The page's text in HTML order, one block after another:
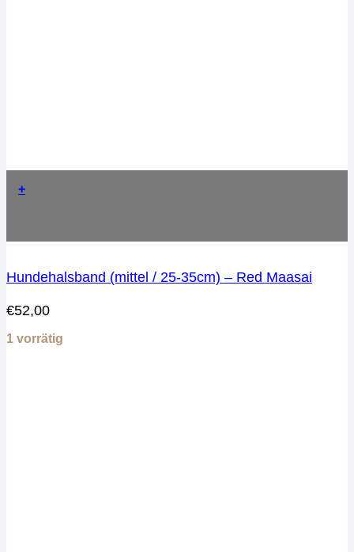
+
Hundehalsband (mittel / 25-35cm) – Red Maasai
€52,00
1 vorrätig